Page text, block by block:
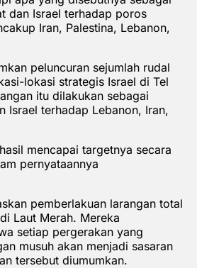
dan Israel terhadap poros
Iran, Palestina, Lebanon,
peluncuran sejumlah rudal
lokasi strategis Israel di Tel
itu dilakukan sebagai
Israel terhadap Lebanon, Iran,
mencapai targetnya secara
pernyataannya
pemberlakuan larangan total
Laut Merah. Mereka
setiap pergerakan yang
musuh akan menjadi sasaran
tersebut diumumkan.